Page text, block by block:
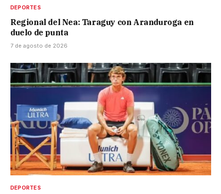
DEPORTES
Regional del Nea: Taraguy con Aranduroga en
duelo de punta
7 de agosto de 2026
DEPORTES